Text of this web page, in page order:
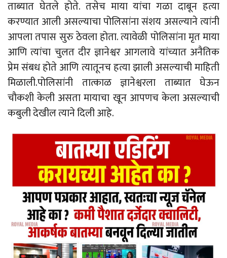
ताब्यात घेतले होते. तसेच माया यांचा गळा दाबून हत्या
करण्यात आली असल्याचा पोलिसांना संशय असल्याने त्यांनी
आपला तपास सुरु ठेवला होता. त्यावेळी पोलिसांना मृत माया
आणि त्यांचा चुलत दीर ज्ञानेश्वर आगलावे यांच्यात अनैतिक
प्रेम संबध होते आणि त्यातूनच हत्या झाली असल्याची माहिती
मिळाली.पोलिसांनी तात्काळ ज्ञानेश्वरला ताब्यात घेऊन
चाैकशी केली असता मायाचा खून आपणच केला असल्याची
कबुली देखील त्याने दिली आहे.